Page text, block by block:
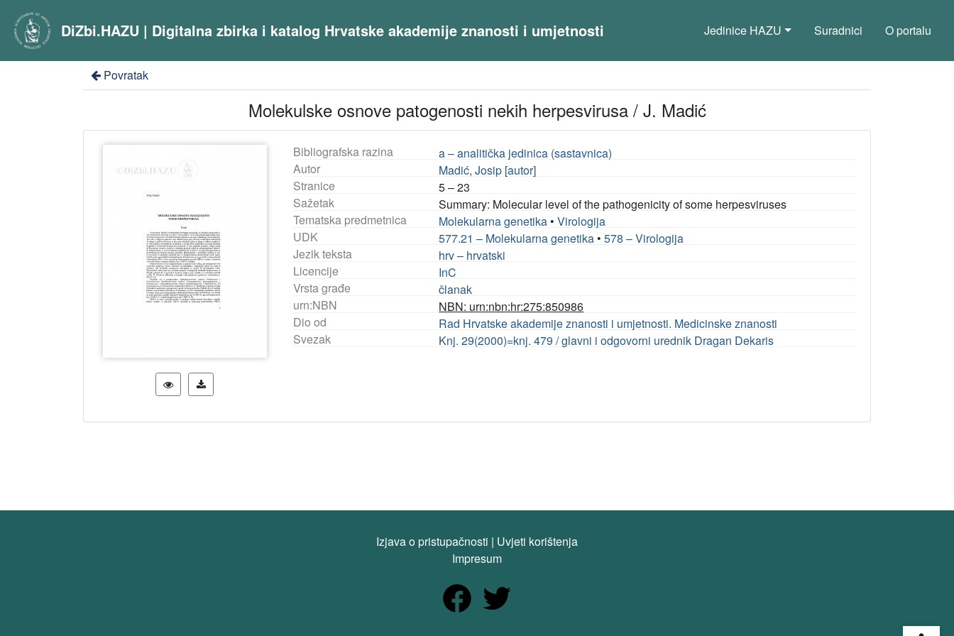
DiZbi.HAZU | Digitalna zbirka i katalog Hrvatske akademije znanosti i umjetnosti Jedinice HAZU Suradnici O portalu
Povratak
Molekulske osnove patogenosti nekih herpesvirusa / J. Madić
Bibliografska razina
a – analitička jedinica (sastavnica)
Autor
Madić, Josip [autor]
Stranice
5 – 23
Sažetak
Summary: Molecular level of the pathogenicity of some herpesviruses
Tematska predmetnica
Molekularna genetika •Virologija
UDK
577.21 – Molekularna genetika •578 – Virologija
Jezik teksta
hrv – hrvatski
Licencije
InC
Vrsta građe
članak
urn:NBN
NBN: urn:nbn:hr:275:850986
Dio od
Rad Hrvatske akademije znanosti i umjetnosti. Medicinske znanosti
Svezak
Knj. 29(2000)=knj. 479 / glavni i odgovorni urednik Dragan Dekaris
Izjava o pristupačnosti | Uvjeti korištenja
Impresum